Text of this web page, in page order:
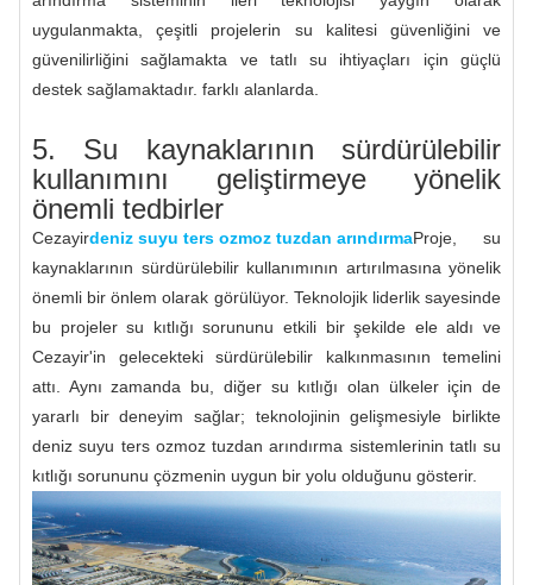
uygulanmakta, çeşitli projelerin su kalitesi güvenliğini ve
güvenilirliğini sağlamakta ve tatlı su ihtiyaçları için güçlü
destek sağlamaktadır. farklı alanlarda.
5. Su kaynaklarının sürdürülebilir
kullanımını geliştirmeye yönelik
önemli tedbirler
Cezayirdeniz suyu ters ozmoz tuzdan arındırmaProje, su
kaynaklarının sürdürülebilir kullanımının artırılmasına yönelik
önemli bir önlem olarak görülüyor. Teknolojik liderlik sayesinde
bu projeler su kıtlığı sorununu etkili bir şekilde ele aldı ve
Cezayir'in gelecekteki sürdürülebilir kalkınmasının temelini
attı. Aynı zamanda bu, diğer su kıtlığı olan ülkeler için de
yararlı bir deneyim sağlar; teknolojinin gelişmesiyle birlikte
deniz suyu ters ozmoz tuzdan arındırma sistemlerinin tatlı su
kıtlığı sorununu çözmenin uygun bir yolu olduğunu gösterir.